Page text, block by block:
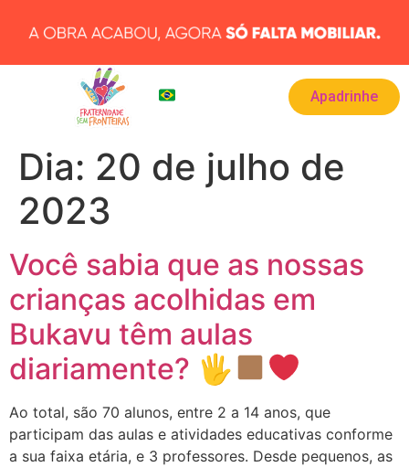
BRA Apadrinhe
Dia: 20 de julho de
2023
Você sabia que as nossas
crianças acolhidas em
Bukavu têm aulas
diariamente? 🖐
Ao total, são 70 alunos, entre 2 a 14 anos, que
participam das aulas e atividades educativas conforme
a sua faixa etária, e 3 professores. Desde pequenos, as